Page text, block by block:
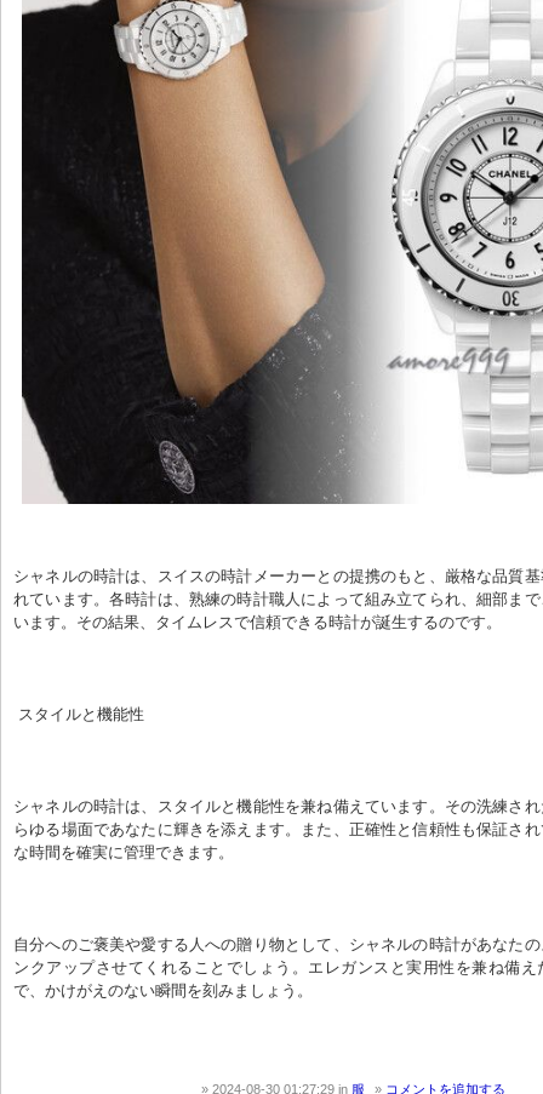
シャネルの時計は、スイスの時計メーカーとの提携のもと、厳格な品質
れています。各時計は、熟練の時計職人によって組み立てられ、細部ま
います。その結果、タイムレスで信頼できる時計が誕生するのです。
スタイルと機能性
シャネルの時計は、スタイルと機能性を兼ね備えています。その洗練さ
らゆる場面であなたに輝きを添えます。また、正確性と信頼性も保証さ
な時間を確実に管理できます。
自分へのご褒美や愛する人への贈り物として、シャネルの時計があなた
ンクアップさせてくれることでしょう。エレガンスと実用性を兼ね備え
で、かけがえのない瞬間を刻みましょう。
2024-08-30 01:27:29in 服 コメントを追加する